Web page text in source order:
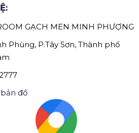
GẠCH MEN MINH PHƯỢNG
Phùng, P.Tây Sơn, Thành phố
đồ